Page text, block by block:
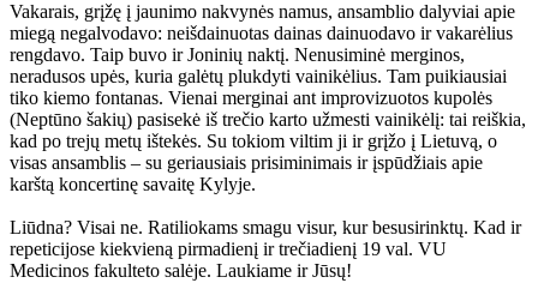
Vakarais, grįžę į jaunimo nakvynės namus, ansamblio dalyviai apie
miegą negalvodavo: neišdainuotas dainas dainuodavo ir vakarėlius
rengdavo. Taip buvo ir Joninių naktį. Nenusiminė merginos,
neradusos upės, kuria galėtų plukdyti vainikėlius. Tam puikiausiai
tiko kiemo fontanas. Vienai merginai ant improvizuotos kupolės
(Neptūno šakių) pasisekė iš trečio karto užmesti vainikėlį: tai reiškia,
kad po trejų metų ištekės. Su tokiom viltim ji ir grįžo į Lietuvą, o
visas ansamblis – su geriausiais prisiminimais ir įspūdžiais apie
karštą koncertinę savaitę Kylyje.
Liūdna? Visai ne. Ratiliokams smagu visur, kur besusirinktų. Kad ir
repeticijose kiekvieną pirmadienį ir trečiadienį 19 val. VU
Medicinos fakulteto salėje. Laukiame ir Jūsų!